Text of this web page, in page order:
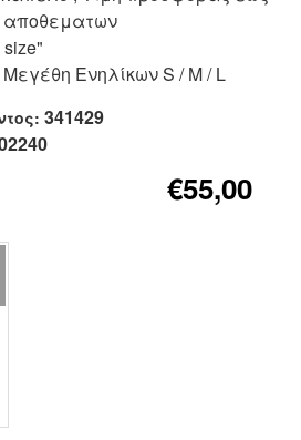
αποθεματων
Ενηλίκων S / M / L
341429
€55,00